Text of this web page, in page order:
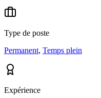
Type de poste
Permanent, Temps plein
Expérience